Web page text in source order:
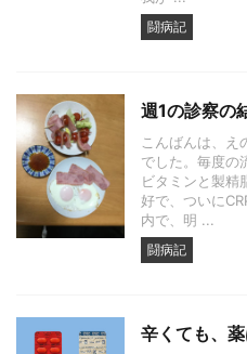
闘病記
週1の診察の
こんばんは、え
でした。毎度の
ビタミンと製精
好で、ついに
内で、明 ...
闘病記
辛くても、薬